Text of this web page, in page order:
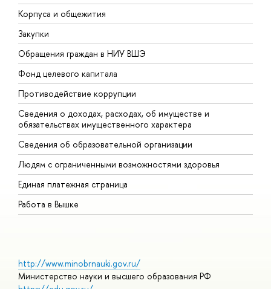
Корпуса и общежития
Закупки
Обращения граждан в НИУ ВШЭ
Фонд целевого капитала
Противодействие коррупции
Сведения о доходах, расходах, об имуществе и
обязательствах имущественного характера
Сведения об образовательной организации
Людям с ограниченными возможностями здоровья
Единая платежная страница
Работа в Вышке
http://www.minobrnauki.gov.ru/
Министерство науки и высшего образования РФ